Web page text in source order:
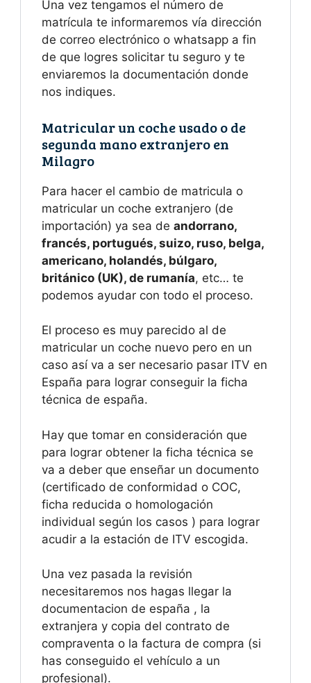
Una vez tengamos el número de
matrícula te informaremos vía dirección
de correo electrónico o whatsapp a fin
de que logres solicitar tu seguro y te
enviaremos la documentación donde
nos indiques.
Matricular un coche usado o de
segunda mano extranjero en
Milagro
Para hacer el cambio de matricula o
matricular un coche extranjero (de
importación) ya sea de andorrano,
francés, portugués, suizo, ruso, belga,
americano, holandés, búlgaro,
británico (UK), de rumanía, etc… te
podemos ayudar con todo el proceso.
El proceso es muy parecido al de
matricular un coche nuevo pero en un
caso así va a ser necesario pasar ITV en
España para lograr conseguir la ficha
técnica de españa.
Hay que tomar en consideración que
para lograr obtener la ficha técnica se
va a deber que enseñar un documento
(certificado de conformidad o COC,
ficha reducida o homologación
individual según los casos ) para lograr
acudir a la estación de ITV escogida.
Una vez pasada la revisión
necesitaremos nos hagas llegar la
documentacion de españa , la
extranjera y copia del contrato de
compraventa o la factura de compra (si
has conseguido el vehículo a un
profesional).